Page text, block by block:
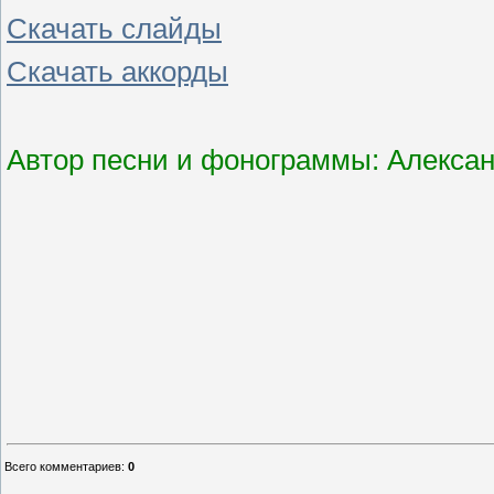
Скачать слайды
Скачать аккорды
Автор песни и фонограммы:
Всего комментариев: 0